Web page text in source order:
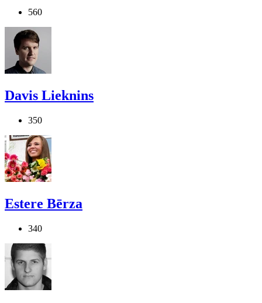
560
Davis Lieknins
350
Estere Bērza
340